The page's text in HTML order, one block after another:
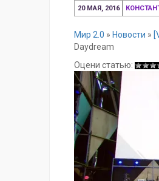
20 МАЯ, 2016
20
мая,
Мир 2.0 » Новости »
Daydream
Оцени статью: